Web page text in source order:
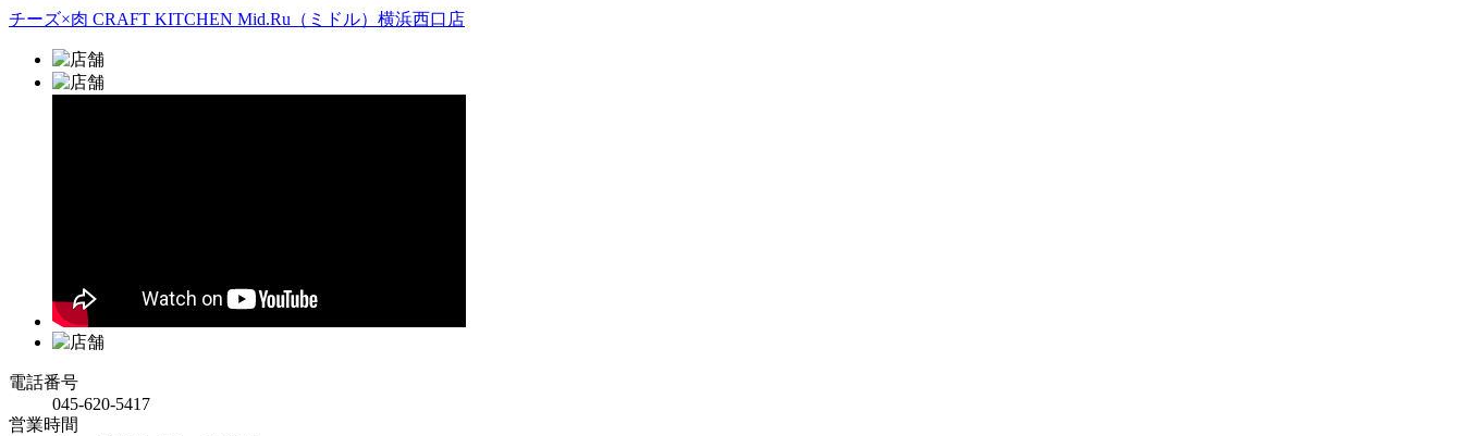
チーズ×肉 CRAFT KITCHEN Mid.Ru（ミドル）横浜西口店
電話番号
045-620-5417
営業時間